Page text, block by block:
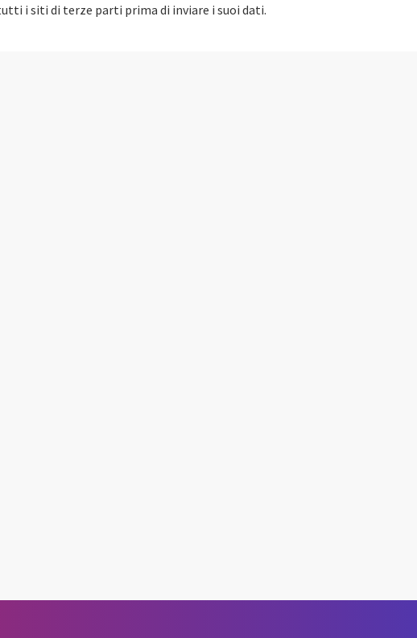
i siti di terze parti prima di inviare i suoi dati.